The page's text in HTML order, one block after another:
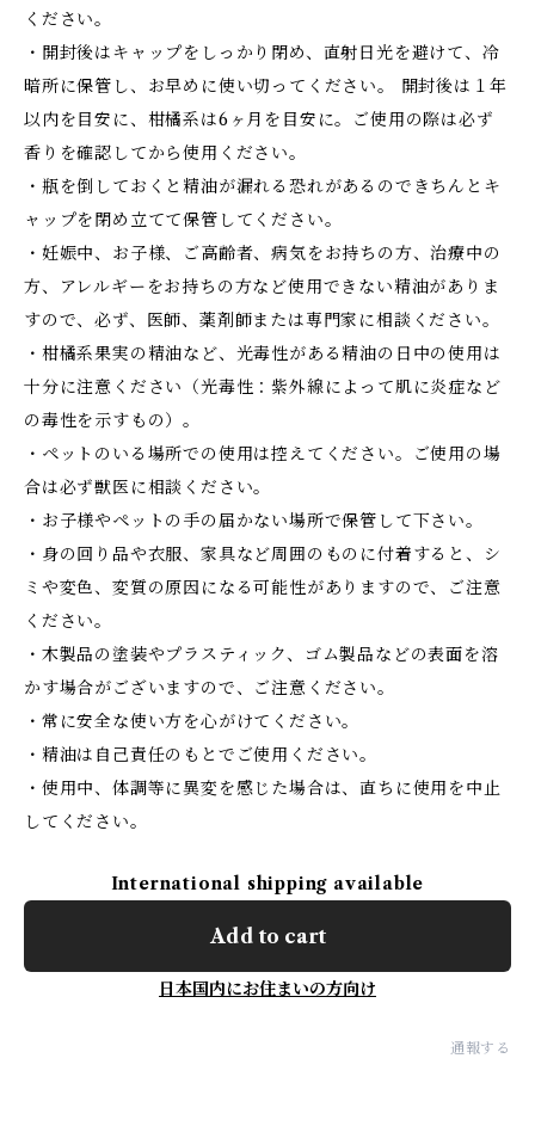
ください。
・開封後はキャップをしっかり閉め、直射日光を避けて、冷
暗所に保管し、お早めに使い切ってください。 開封後は１年
以内を目安に、柑橘系は6ヶ月を目安に。ご使用の際は必ず
香りを確認してから使用ください。
・瓶を倒しておくと精油が漏れる恐れがあるのできちんとキ
ャップを閉め立てて保管してください。
・妊娠中、お子様、ご高齢者、病気をお持ちの方、治療中の
方、アレルギーをお持ちの方など使用できない精油がありま
すので、必ず、医師、薬剤師または専門家に相談ください。
・柑橘系果実の精油など、光毒性がある精油の日中の使用は
十分に注意ください（光毒性：紫外線によって肌に炎症など
の毒性を示すもの）。
・ペットのいる場所での使用は控えてください。ご使用の場
合は必ず獣医に相談ください。
・お子様やペットの手の届かない場所で保管して下さい。
・身の回り品や衣服、家具など周囲のものに付着すると、シ
ミや変色、変質の原因になる可能性がありますので、ご注意
ください。
・木製品の塗装やプラスティック、ゴム製品などの表面を溶
かす場合がございますので、ご注意ください。
・常に安全な使い方を心がけてください。
・精油は自己責任のもとでご使用ください。
・使用中、体調等に異変を感じた場合は、直ちに使用を中止
してください。
International shipping available
Add to cart
日本国内にお住まいの方向け
通報する